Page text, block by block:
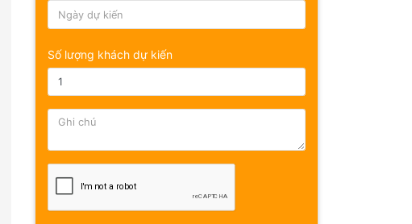
Số lượng khách dự kiến